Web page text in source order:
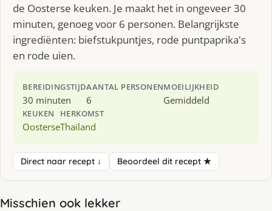
de Oosterse keuken. Je maakt het in ongeveer 30
minuten, genoeg voor 6 personen. Belangrijkste
ingrediënten: biefstukpuntjes, rode puntpaprika's
en rode uien.
BEREIDINGSTIJD
30 minuten
AANTAL PERSONEN
6
MOEILIJKHEID
Gemiddeld
KEUKEN
Oosterse
HERKOMST
Thailand
Direct naar recept ↓ Beoordeel dit recept ★
Misschien ook lekker